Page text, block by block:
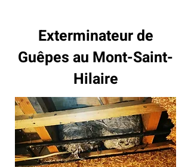
Exterminateur de
Guêpes au Mont-Saint-
Hilaire